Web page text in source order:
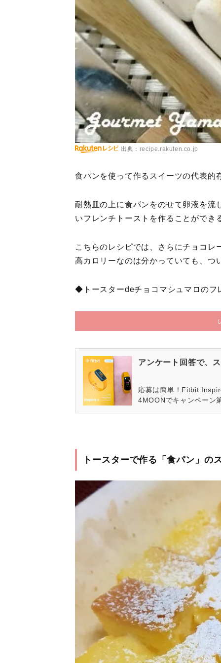
出典：recipe.rakuten.co.jp
食パンを使って作るスイーツの代表的
耐熱皿の上に食パンをのせて卵液を流
いフレンチトーストを作ることができ
こちらのレシピでは、さらにチョコ
高カロリーなのは分かっていても、つ
◆トースターdeチョコマシュマロのフ
アンケート回答で、
応募は簡単！Fitbit
4MOONでキャンペーン
トースターで作る「食パン」